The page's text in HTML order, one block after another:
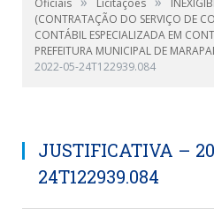
Oficiais
Licitações
(CONTRATAÇÃO DO SERVIÇO DE
CONTÁBIL ESPECIALIZADA EM
PREFEITURA MUNICIPAL DE
2022-05-24T122939.084
JUSTIFICATIVA –
24T122939.084